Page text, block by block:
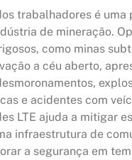
trabalhadores é uma
de mineração.
como minas
a céu aberto,
e acidentes com
LTE ajuda a mitigar
infraestrutura de
a segurança em